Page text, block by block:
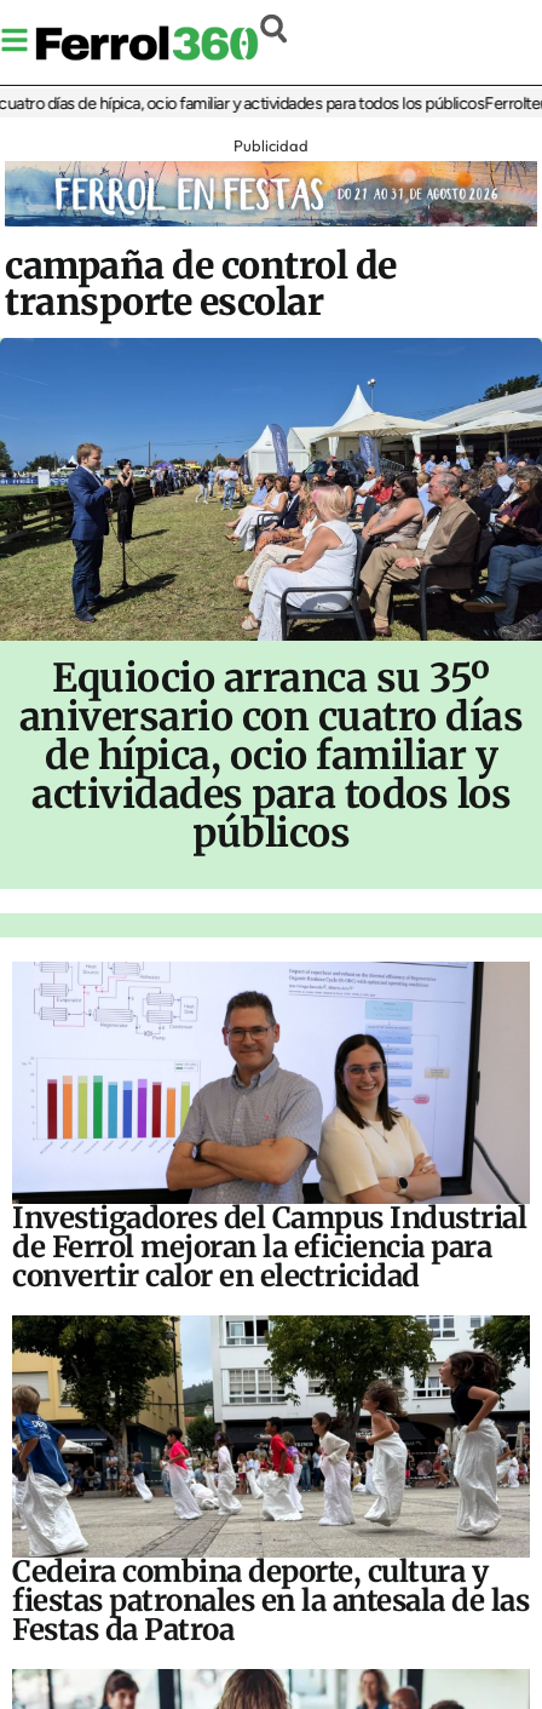
de hípica, ocio familiar y actividades para todos los públicosFerrolterra
Publicidad
campaña de control de
transporte escolar
Equiocio arranca su 35º
aniversario con cuatro días
de hípica, ocio familiar y
actividades para todos los
públicos
Investigadores del Campus Industrial
de Ferrol mejoran la eficiencia para
convertir calor en electricidad
Cedeira combina deporte, cultura y
fiestas patronales en la antesala de las
Festas da Patroa